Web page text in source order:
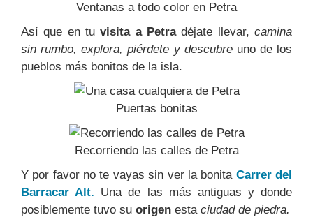
Ventanas a todo color en Petra
Así que en tuvisita a Petradéjate llevar,camina
sin rumbo, explora, piérdete y descubreuno de los
pueblos más bonitos de la isla.
Puertas bonitas
Recorriendo las calles de Petra
Y por favor no te vayas sin ver la bonitaCarrer del
Barracar Alt. Una de las más antiguas y donde
posiblemente tuvo su origen esta ciudad de piedra.